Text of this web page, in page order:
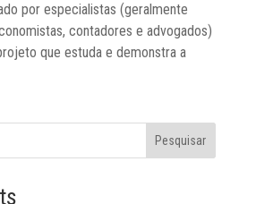
por especialistas (geralmente
contadores e advogados)
que estuda e demonstra a
Pesquisar